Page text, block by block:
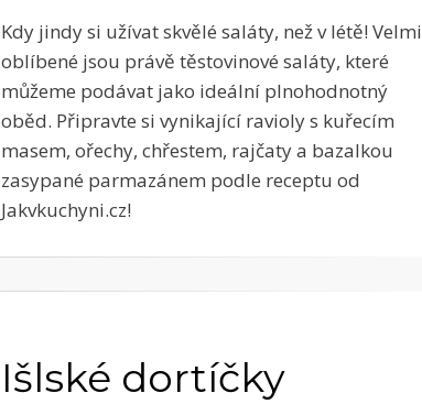
Kdy jindy si užívat skvělé saláty, než v létě! Velmi
oblíbené jsou právě těstovinové saláty, které
můžeme podávat jako ideální plnohodnotný
oběd. Připravte si vynikající ravioly s kuřecím
masem, ořechy, chřestem, rajčaty a bazalkou
zasypané parmazánem podle receptu od
Jakvkuchyni.cz!
Išlské dortíčky